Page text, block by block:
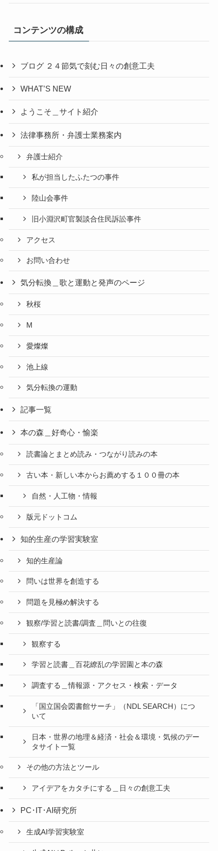
コンテンツの構成
ブログ ２４節気で刻む日々の創意工夫
WHAT’S NEW
ようこそ＿サイト紹介
法律事務所・弁護士業務案内
弁護士紹介
私が担当したふたつの事件
陸山会事件
旧小淵沢町官製談合住民訴訟事件
アクセス
お問い合わせ
気分転換＿歌と運動と発声のページ
秋桜
M
愛燦燦
池上線
気分転換の運動
記事一覧
本の森＿好奇心・愉楽
読書論とまとめ読み・つながり読みの本
古い本・新しい本からお薦めする１００冊の本
自然・人工物・情報
版元ドットコム
知的生産の学習実験室
知的生産論
問いは世界を創造する
問題を見極め解決する
観察/学習と読書/調査＿問いとの往復
観察する
学習と読書＿百花繚乱の学習園と本の森
調査する＿情報源・アクセス・検索・データ
「国立国会図書館サーチ」（NDL SEARCH）につ
いて
日本・世界の地理＆経済・社会＆環境・気候のデー
タサイト一覧
その他の方法とツール
アイデアをカタチにする＿日々の創意工夫
PC･IT･AI研究所
生成AI学習実験室